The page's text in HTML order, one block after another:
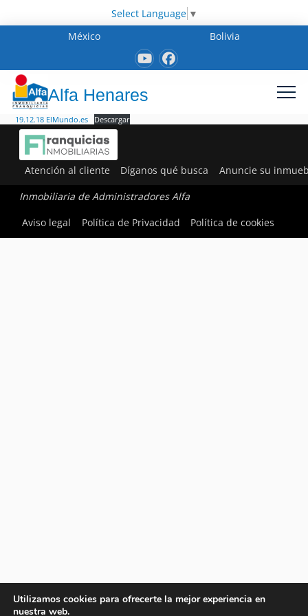
Select Language ▼
México
Bolivia
Alfa Henares
19.12.18 ElMundo.es Descargar
Atención al cliente Díganos qué busca Anuncie su
Inmobiliaria de Administradores Alfa
Aviso legal
Política de Privacidad Política de cookies
Utilizamos cookies para ofrecerte la mejor experiencia en
nuestra web.